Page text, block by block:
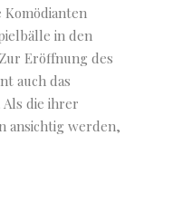
Komödianten
in den
Eröffnung des
auch das
die ihrer
ansichtig werden,